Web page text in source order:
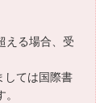
える場合、受
しては国際書